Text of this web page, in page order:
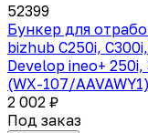
52399
Бункер для
bizhub C250i,
Develop ineo+
(WX-107/
2 002 ₽
Под заказ